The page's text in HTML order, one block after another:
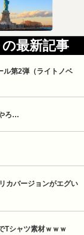
最新記事
ル第2弾（ライトノベ
ろ…
カバージョンがエグい
Tシャツ素材ｗｗｗ